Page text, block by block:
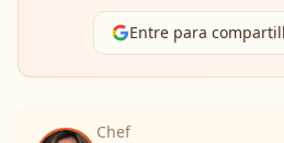
Entre para
Chef